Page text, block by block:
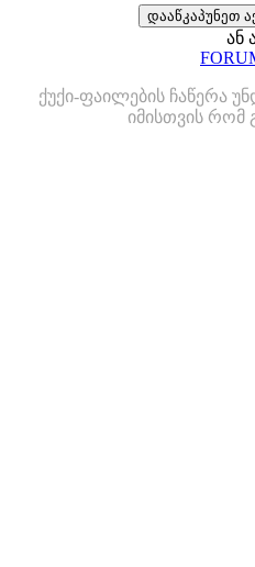
დააწკაპუნეთ
ან
ქუქი-ფაილების ჩაწერა
იმისთვის